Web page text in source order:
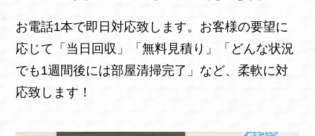
お電話1本で即日対応致します。お客様の要望に
応じて「当日回収」「無料見積り」「どんな状況
でも1週間後には部屋清掃完了」など、柔軟に対
応致します！